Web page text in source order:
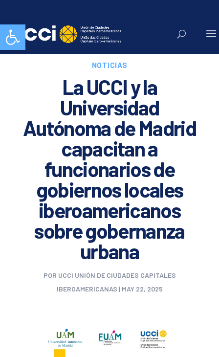
Abrir barra de herramientas
NOTICIAS
La UCCI y la
Universidad
Autónoma de Madrid
capacitan a
funcionarios de
gobiernos locales
iberoamericanos
sobre gobernanza
urbana
POR UCCI UNIÓN DE CIUDADES CAPITALES
IBEROAMERICANAS | MAY 22, 2025